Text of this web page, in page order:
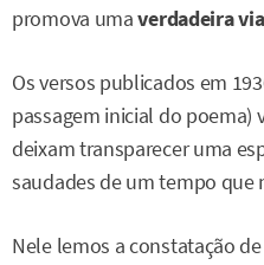
promova umaverdadeira
Os versos publicados em
passagem inicial do poema)
deixam transparecer uma
saudades de um tempo que
Nele lemos a constatação